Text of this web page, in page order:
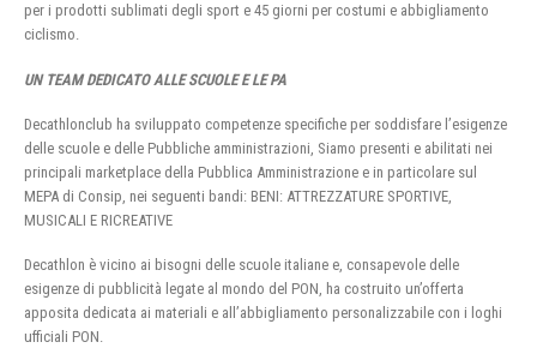
per i prodotti sublimati degli sport e 45 giorni per costumi e abbigliamento
ciclismo.
UN TEAM DEDICATO ALLE SCUOLE E LE PA
Decathlonclub ha sviluppato competenze specifiche per soddisfare l’esigenze
delle scuole e delle Pubbliche amministrazioni, Siamo presenti e abilitati nei
principali marketplace della Pubblica Amministrazione e in particolare sul
MEPA di Consip, nei seguenti bandi: BENI: ATTREZZATURE SPORTIVE,
MUSICALI E RICREATIVE
Decathlon è vicino ai bisogni delle scuole italiane e, consapevole delle
esigenze di pubblicità legate al mondo del PON, ha costruito un’offerta
apposita dedicata ai materiali e all’abbigliamento personalizzabile con i loghi
ufficiali PON.